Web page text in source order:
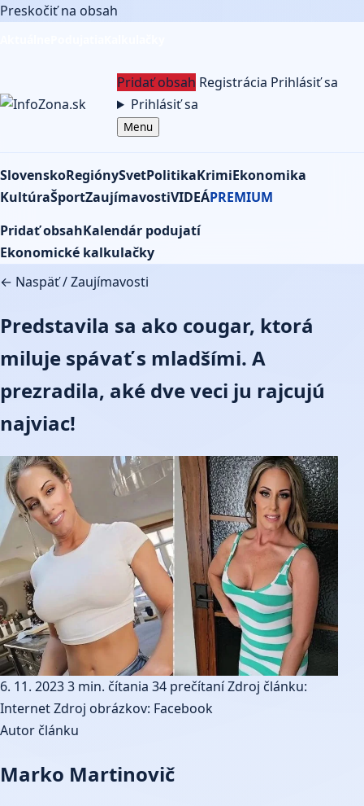
Preskočiť na obsah
Pridať obsah Registrácia Prihlásiť sa
Prihlásiť sa
Menu
SlovenskoRegiónySvetPolitikaKrimiEkonomika
KultúraŠportZaujímavostiVIDEÁPREMIUM
Pridať obsahKalendár podujatí
Ekonomické kalkulačky
← Naspäť/Zaujímavosti
Predstavila sa ako cougar, ktorá
miluje spávať s mladšími. A
prezradila, aké dve veci ju rajcujú
najviac!
6. 11. 20233 min. čítania 34 prečítaníZdroj článku:
InternetZdroj obrázkov: Facebook
Autor článku
Marko Martinovič